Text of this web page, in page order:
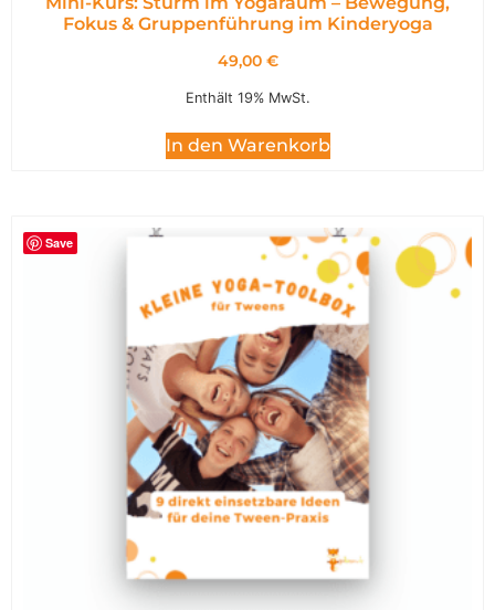
Fokus & Gruppenführung im Kinderyoga
49,00 €
Enthält 19% MwSt.
In den Warenkorb
Save